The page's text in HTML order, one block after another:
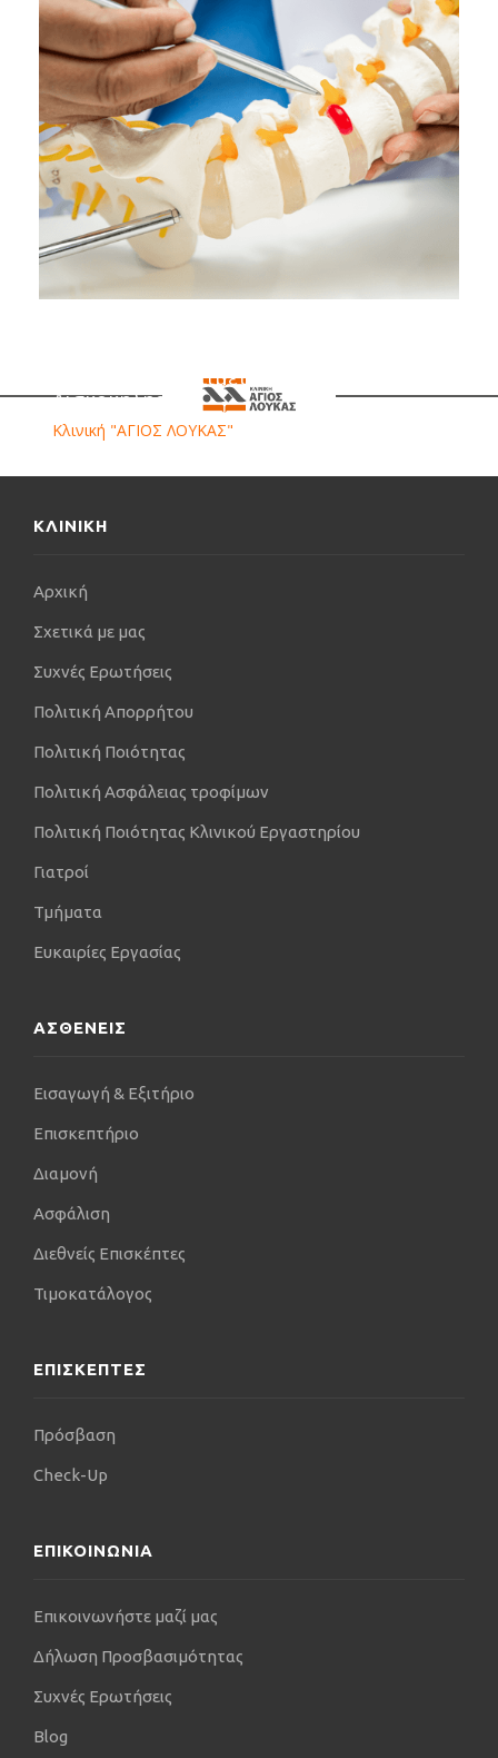
Χειρουργική Αντιμετώπιση της
Δισκοκήλης
Κλινική "ΑΓΙΟΣ ΛΟΥΚΑΣ"
ΚΛΙΝΙΚΗ
Αρχική
Σχετικά με μας
Συχνές Ερωτήσεις
Πολιτική Απορρήτου
Πολιτική Ποιότητας
Πολιτική Ασφάλειας τροφίμων
Πολιτική Ποιότητας Κλινικού Εργαστηρίου
Γιατροί
Τμήματα
Ευκαιρίες Εργασίας
ΑΣΘΕΝΕΙΣ
Εισαγωγή & Εξιτήριο
Επισκεπτήριο
Διαμονή
Ασφάλιση
Διεθνείς Επισκέπτες
Τιμοκατάλογος
ΕΠΙΣΚΕΠΤΕΣ
Πρόσβαση
Check-Up
ΕΠΙΚΟΙΝΩΝΙΑ
Επικοινωνήστε μαζί μας
Δήλωση Προσβασιμότητας
Συχνές Ερωτήσεις
Blog